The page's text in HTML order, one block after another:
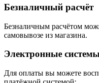
Безналичный расчёт
Безналичным расчётом
самовывозе из магазина.
Электронные
Для оплаты вы можете